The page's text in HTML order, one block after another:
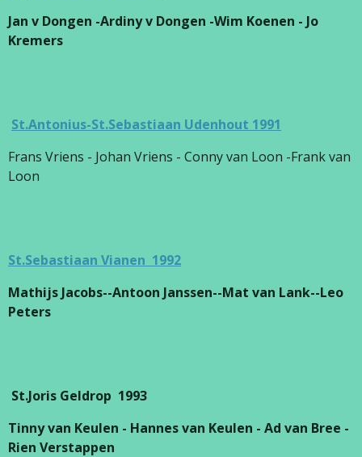
Jan v Dongen -Ardiny v Dongen -Wim Koenen - Jo
Kremers
St.Antonius-St.Sebastiaan Udenhout 1991
Frans Vriens - Johan Vriens - Conny van Loon -Frank van
Loon
St.Sebastiaan Vianen 1992
Mathijs Jacobs--Antoon Janssen--Mat van Lank--Leo
Peters
St.Joris Geldrop 1993
Tinny van Keulen - Hannes van Keulen - Ad van Bree -
Rien Verstappen